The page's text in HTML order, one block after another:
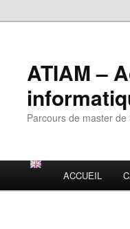
ATIAM –
Parcours de master
ACCUEIL